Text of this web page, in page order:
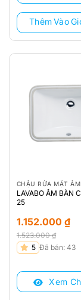
1.040.000 ₫.
Thêm Vào
LAVABO ÂM BÀN
25
1.523.000₫
Giá
là:
1.523.000 ₫.
1.152.000 ₫
Giá
tại
1.152.000 ₫.
5 Đã bán: 43
Xem